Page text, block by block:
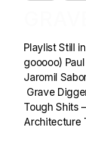
Playlist Still
gooooo)
Jaromil
Grave
Tough Shits
Architecture